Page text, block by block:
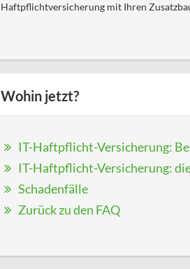
Haftpflichtversicherung mit Ihren
Wohin jetzt?
IT-Haftpflicht-Versicherung:
IT-Haftpflicht-Versicherung:
Schadenfälle
Zurück zu den FAQ